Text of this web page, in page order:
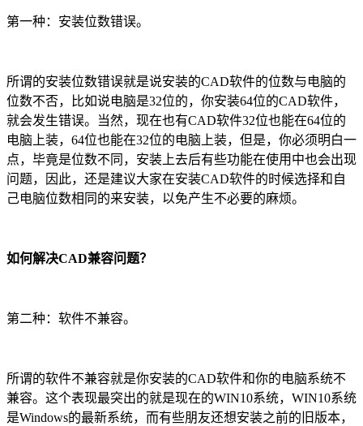
第一种：安装位数错误。
所谓的安装位数错误就是说安装的CAD软件的位数与电脑的
位数不否，比如说电脑是32位的，你安装64位的CAD软件，
就会发生错误。当然，现在也有CAD软件32位也能在64位的
电脑上装， 64位也能在32位的电脑上装，但是，你必须明白一
点，毕竟是位数不同，安装上去后有些功能在使用中也会出现
问题，因此，还是建议大家在安装CAD软件的时候选择和自
己电脑位数相同的来安装，以免产生不必要的麻烦。
如何解决CAD兼容问题？
第二种：软件不兼容。
所谓的软件不兼容就是你安装的CAD软件和你的电脑系统不
兼容。这个表现最突出的就是现在的WIN10系统， WIN10系统
是Windows的最新系统，而有些朋友还想安装之前的旧版本，